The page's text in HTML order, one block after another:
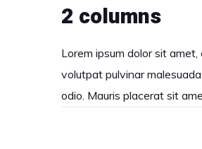
2 columns
Lorem ipsum dolor sit
volutpat pulvinar
odio. Mauris placerat sit